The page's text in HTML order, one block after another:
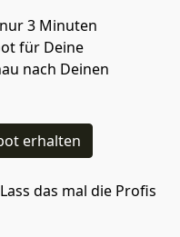
3 Minuten
für Deine
nach Deinen
erhalten
das mal die Profis